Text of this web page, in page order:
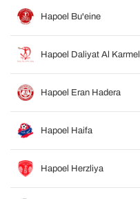
Hapoel Bu'eine
Hapoel Daliyat Al Karmel
Hapoel Eran Hadera
Hapoel Haifa
Hapoel Herzliya